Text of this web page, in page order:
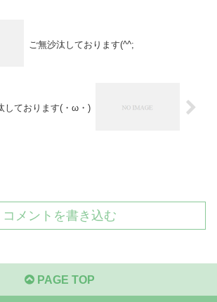
ご無沙汰しております(^^;
しております(・ω・)
コメントを書き込む
PAGE TOP